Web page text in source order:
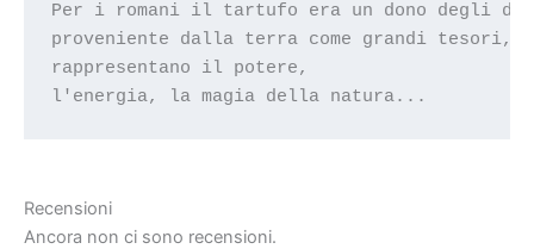
Per i romani il tartufo era un dono degli
proveniente dalla terra come grandi tesori,
rappresentano il potere,
l'energia, la magia della natura...
Recensioni
Ancora non ci sono recensioni.